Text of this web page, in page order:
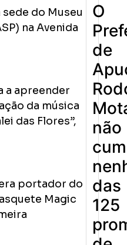
sede do Museu
na Avenida
a apreender
da música
das Flores”,
portador do
Magic
O
de
não
das
125